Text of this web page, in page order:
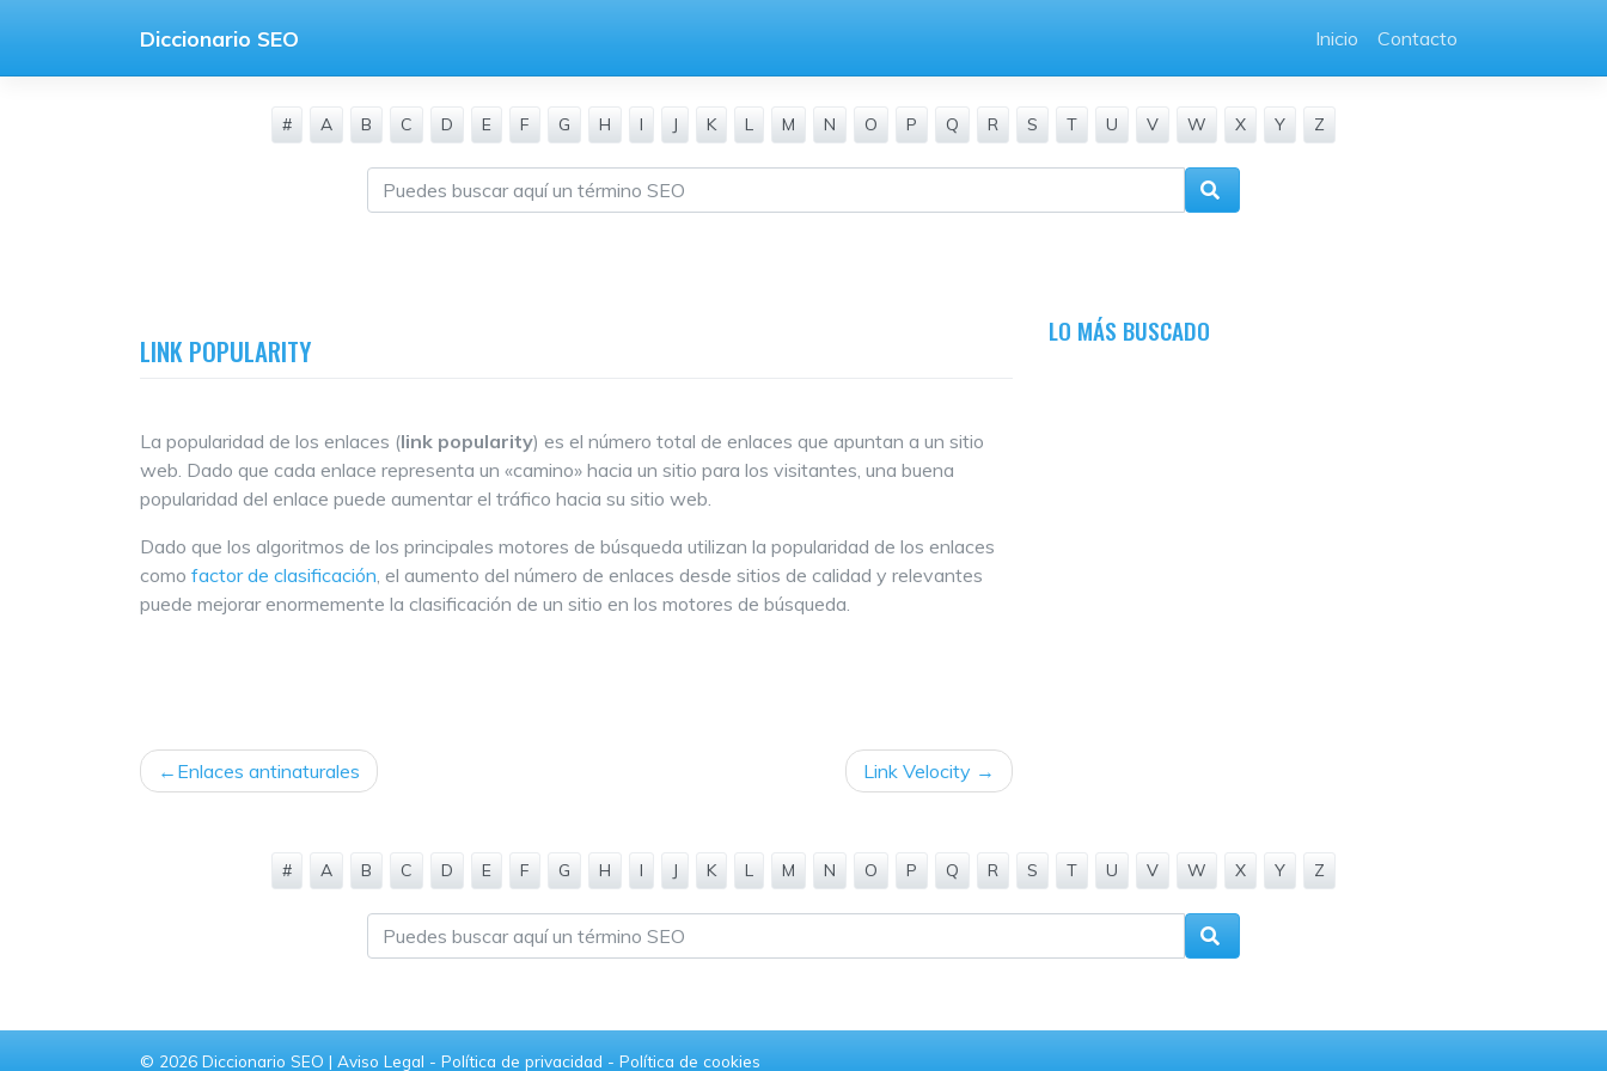
contenido
Diccionario SEO Inicio Contacto
# A B C D E F G H I J K L M N O P Q R S T U V W X Y Z
LINK POPULARITY
La popularidad de los enlaces (link popularity) es el número total de enlaces que apuntan a un sitio
web. Dado que cada enlace representa un «camino» hacia un sitio para los visitantes, una buena
popularidad del enlace puede aumentar el tráfico hacia su sitio web.
Dado que los algoritmos de los principales motores de búsqueda utilizan la popularidad de los enlaces
como factor de clasificación, el aumento del número de enlaces desde sitios de calidad y relevantes
puede mejorar enormemente la clasificación de un sitio en los motores de búsqueda.
NAVEGACIÓN
ENTRADAS
Enlaces antinaturales Link Velocity
LO MÁS BUSCADO
# A B C D E F G H I J K L M N O P Q R S T U V W X Y Z
© 2026 Diccionario SEO | Aviso Legal - Política de privacidad - Política de cookies